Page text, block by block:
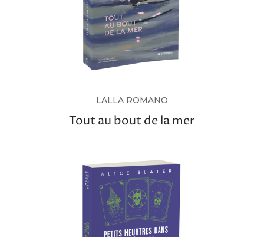
LALLA ROMANO
Tout au bout de la mer